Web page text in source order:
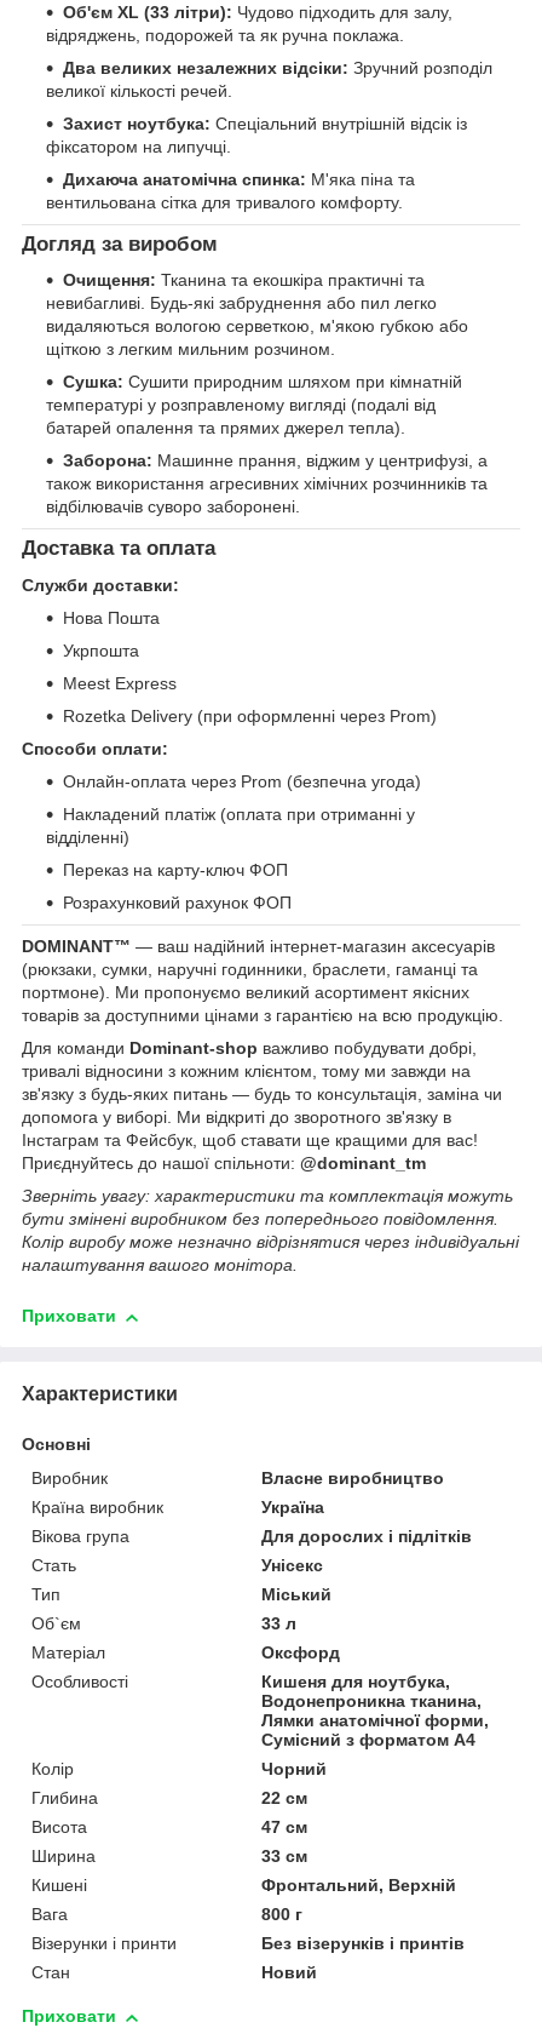
Об'єм XL (33 літри): Чудово підходить для залу,
відряджень, подорожей та як ручна поклажа.
Два великих незалежних відсіки: Зручний розподіл
великої кількості речей.
Захист ноутбука: Спеціальний внутрішній відсік із
фіксатором на липучці.
Дихаюча анатомічна спинка: М'яка піна та
вентильована сітка для тривалого комфорту.
Догляд за виробом
Очищення: Тканина та екошкіра практичні та
невибагливі. Будь-які забруднення або пил легко
видаляються вологою серветкою, м'якою губкою або
щіткою з легким мильним розчином.
Сушка: Сушити природним шляхом при кімнатній
температурі у розправленому вигляді (подалі від
батарей опалення та прямих джерел тепла).
Заборона: Машинне прання, віджим у центрифузі, а
також використання агресивних хімічних розчинників та
відбілювачів суворо заборонені.
Доставка та оплата
Служби доставки:
Нова Пошта
Укрпошта
Meest Express
Rozetka Delivery (при оформленні через Prom)
Способи оплати:
Онлайн-оплата через Prom (безпечна угода)
Накладений платіж (оплата при отриманні у
відділенні)
Переказ на карту-ключ ФОП
Розрахунковий рахунок ФОП
DOMINANT™ — ваш надійний інтернет-магазин аксесуарів
(рюкзаки, сумки, наручні годинники, браслети, гаманці та
портмоне). Ми пропонуємо великий асортимент якісних
товарів за доступними цінами з гарантією на всю продукцію.
Для команди Dominant-shop важливо побудувати добрі,
тривалі відносини з кожним клієнтом, тому ми завжди на
зв'язку з будь-яких питань — будь то консультація, заміна чи
допомога у виборі. Ми відкриті до зворотного зв'язку в
Інстаграм та Фейсбук, щоб ставати ще кращими для вас!
Приєднуйтесь до нашої спільноти: @dominant_tm
Зверніть увагу: характеристики та комплектація можуть
бути змінені виробником без попереднього повідомлення.
Колір виробу може незначно відрізнятися через індивідуальні
налаштування вашого монітора.
Приховати
Характеристики
Основні
Виробник
Власне виробництво
Країна виробник
Україна
Вікова група
Для дорослих і підлітків
Стать
Унісекс
Тип
Міський
Об`єм
33 л
Матеріал
Оксфорд
Особливості
Кишеня для ноутбука,
Водонепроникна тканина,
Лямки анатомічної форми,
Сумісний з форматом А4
Колір
Чорний
Глибина
22 см
Висота
47 см
Ширина
33 см
Кишені
Фронтальний, Верхній
Вага
800 г
Візерунки і принти
Без візерунків і принтів
Стан
Новий
Приховати